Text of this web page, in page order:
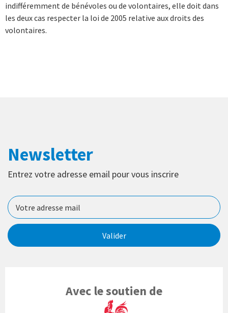
indifféremment de bénévoles ou de volontaires, elle doit dans
les deux cas respecter la loi de 2005 relative aux droits des
volontaires.
Newsletter
Entrez votre adresse email pour vous inscrire
Valider
Avec le soutien de